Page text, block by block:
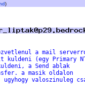
)
a mail
kuldeni (egy Primary
a Send ablak
a masik oldalon
valoszinuleg